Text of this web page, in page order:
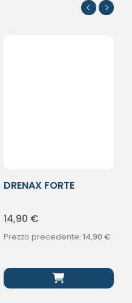
DRENAX FORTE
14,90 €
Prezzo precedente: 14,90 €